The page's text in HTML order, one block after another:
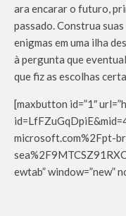
ara encarar o futuro,
passado. Construa
enigmas em uma ilha
à pergunta que
que fiz as escolhas
[maxbutton id=”1″
microsoft.com%2Fpt-
ewtab” window=”new”